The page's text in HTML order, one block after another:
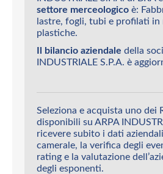
settore merceologico è:
lastre, fogli, tubi e profilati in
plastiche.
Il bilancio aziendale della
INDUSTRIALE S.P.A. è
Seleziona e acquista uno dei
disponibili su ARPA
ricevere subito i dati
camerale, la verifica degli
rating e la valutazione
degli esponenti.